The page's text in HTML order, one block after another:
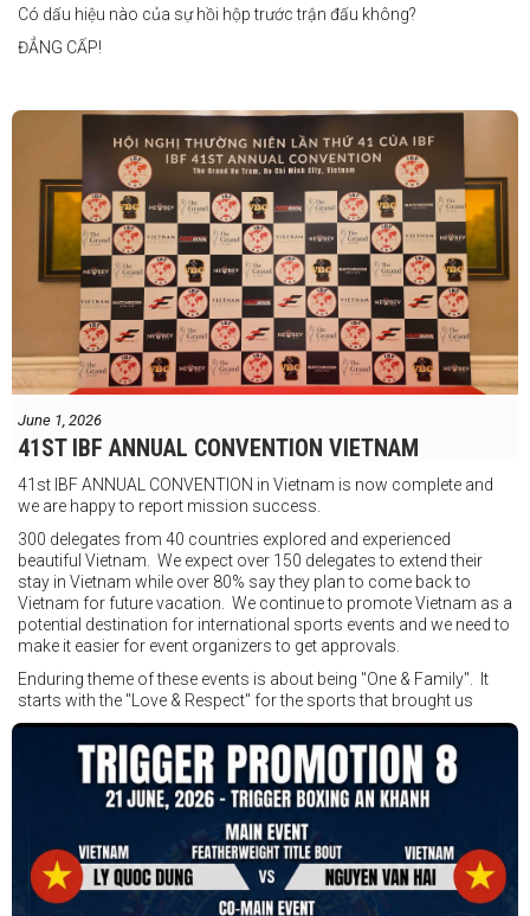
"Tôi biết mình bắt đầu sự nghiệp quyền Anh nhà nghề khá muộn, vì
vậy tôi phải trân trọng và nắm bắt mọi cơ hội đến với mình."
FIGHTS IN THE CITY
Được tổ chức bởi Jamie Myer Productions
Jesse Travers vs Fidelis Laia
Thông tin sự kiện:
Ngày: 18 tháng 7
Địa điểm: Mantra on View, Surfers Paradise, Queensland, Úc
Có dấu hiệu nào của sự hồi hộp trước trận đấu không?
ĐẲNG CẤP!
June 1, 2026
41ST IBF ANNUAL CONVENTION VIETNAM
41st IBF ANNUAL CONVENTION in Vietnam is now complete and
we are happy to report mission success.
300 delegates from 40 countries explored and experienced
beautiful Vietnam. We expect over 150 delegates to extend their
stay in Vietnam while over 80% say they plan to come back to
Vietnam for future vacation. We continue to promote Vietnam as a
potential destination for international sports events and we need to
make it easier for event organizers to get approvals.
Enduring theme of these events is about being "One & Family". It
starts with the "Love & Respect" for the sports that brought us
together. To help each other get better, to share experiences, and
remembering that it is all about protecting the safety of the boxers
in and out of the ring. It is not about power over them but rather
power to serve, guide, advice, and respect the path they chose. We
strive to make it a little smoother and safer.
VBO is pleased to welcome
Vietnam Boxing Federation - VBF
to join the convention in the organizing committee. We are joining
hands to restart professional boxing in Vietnam. Stay stuned.